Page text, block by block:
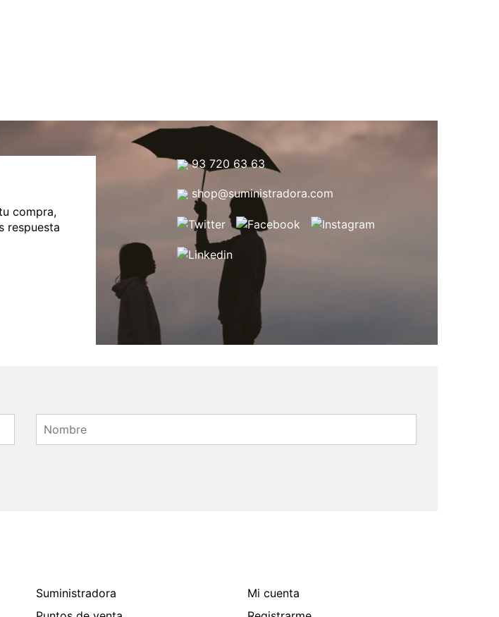
compra,
respuesta
93 720 63 63
shop@suministradora.com
Suministradora
Mi cuenta